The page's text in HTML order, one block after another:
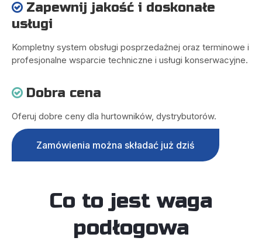
 Zapewnij jakość i doskonałe
usługi
Kompletny system obsługi posprzedażnej oraz terminowe i
profesjonalne wsparcie techniczne i usługi konserwacyjne.
 Dobra cena
Oferuj dobre ceny dla hurtowników, dystrybutorów.
Zamówienia można składać już dziś
Co to jest waga
podłogowa